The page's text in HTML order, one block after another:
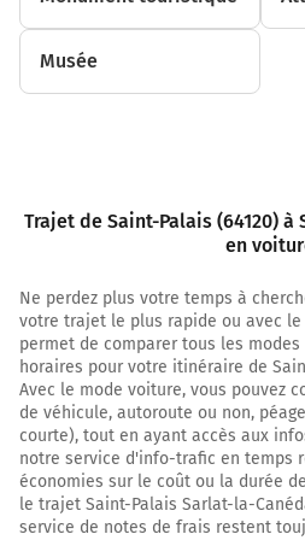
Jardins) et continuer sur
21,5 km
Route de Bidache
Continuer D10 sur 2,1
D19
Au rond-point, prendre
continuer sur 3 kilomètres
27,6 km
30,6 km
Musée
Trajet de Saint-Palais (64120) à
en
Ne perdez plus votre temps à
votre trajet le plus rapide ou avec le
permet de comparer tous les
horaires pour votre itinéraire de
Avec le mode voiture, vous pouvez
de véhicule, autoroute ou non,
courte), tout en ayant accès aux
notre service d'info-trafic en temps
économies sur le coût ou la durée
le trajet Saint-Palais Sarlat-la-
service de notes de frais restent